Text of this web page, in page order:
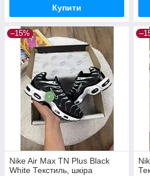
Купити
–15%
Nike Air Max TN Plus Black
White Текстиль, шкіра